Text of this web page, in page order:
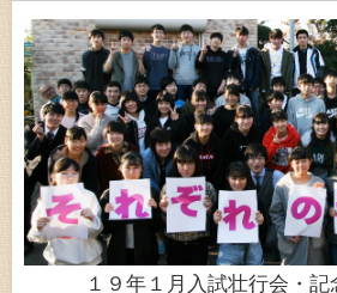
１９年１月入試壮行会・